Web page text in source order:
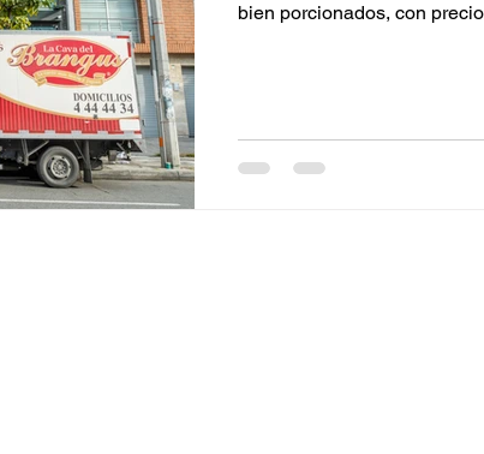
bien porcionados, con